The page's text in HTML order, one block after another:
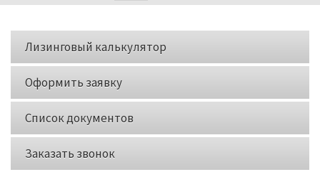
Кнопки
слева
Лизинговый калькулятор
Оформить заявку
Список документов
Заказать звонок